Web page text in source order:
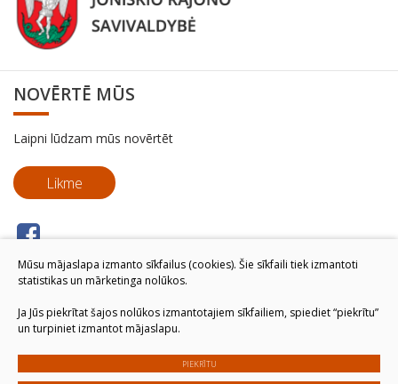
NOVĒRTĒ MŪS
Laipni lūdzam mūs novērtēt
Likme
Mūsu mājaslapa izmanto sīkfailus (cookies). Šie sīkfaili tiek izmantoti
statistikas un mārketinga nolūkos.
Ja Jūs piekrītat šajos nolūkos izmantotajiem sīkfailiem, spiediet “piekrītu”
un turpiniet izmantot mājaslapu.
PIEKRĪTU